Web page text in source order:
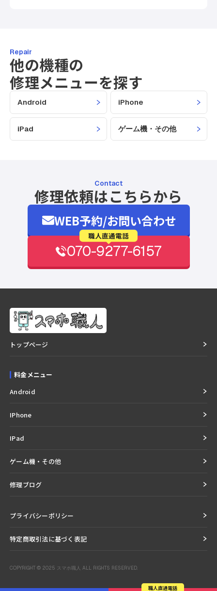
職人直通電話
Repair
他の機種の
修理メニューを探す
Android iPhone
iPad ゲーム機・その他
Contact
修理依頼はこちらから
WEB予約/お問い合わせ
職人直通電話
070-9277-6157
トップページ
料金メニュー
Android
IPhone
IPad
ゲーム機・その他
修理ブログ
プライバシーポリシー
特定商取引法に基づく表記
COPYRIGHT © 2025 スマホ職人 ALL RIGHTS RESERVED.